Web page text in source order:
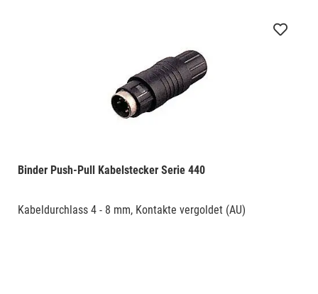
Binder Push-Pull Kabelstecker Serie 440
Kabeldurchlass 4 - 8 mm, Kontakte vergoldet (AU)